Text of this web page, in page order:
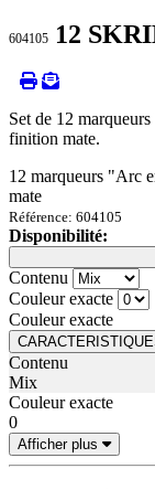
604105 12
Set de 12
finition mate.
12 marqueurs "Arc
mate
Référence: 604105
Disponibilité:
Loading...
Loading...
Contenu
Couleur exacte
Couleur exacte
Contenu
Mix
Couleur exacte
0
Afficher plus